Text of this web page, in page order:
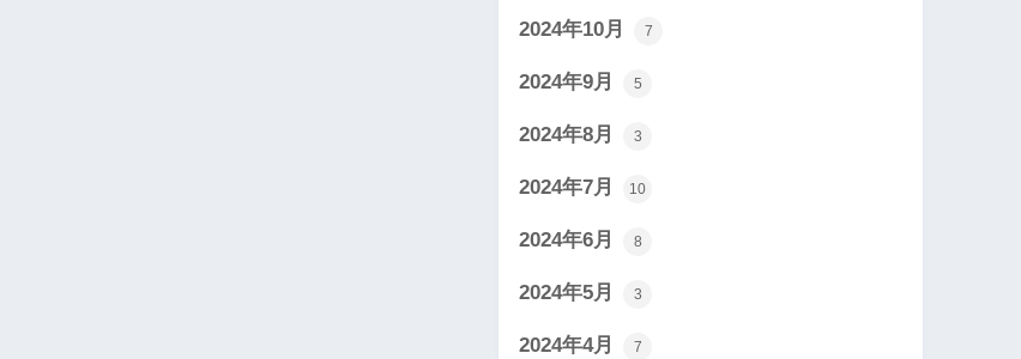
2024年10月 7
2024年9月 5
2024年8月 3
2024年7月 10
2024年6月 8
2024年5月 3
2024年4月 7